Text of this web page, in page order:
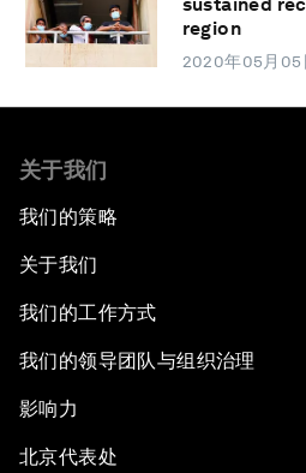
sustained
region
2020年05月05
关于我们
我们的策略
关于我们
我们的工作方式
我们的领导团队与组织治理
影响力
北京代表处